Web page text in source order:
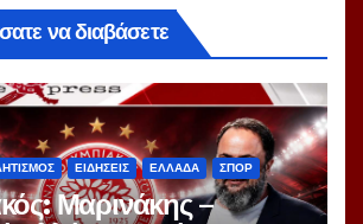
να διαβάσετε
ΕΙΔΗΣΕΙΣ ΕΛΛΑΔΑ ΣΠΟΡ
Μαρινάκης –